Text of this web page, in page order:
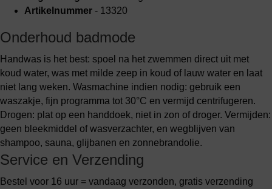
Artikelnummer - 13320
Onderhoud badmode
Handwas is het best: spoel na het zwemmen direct uit met
koud water, was met milde zeep in koud of lauw water en laat
niet lang weken. Wasmachine indien nodig: gebruik een
waszakje, fijn programma tot 30°C en vermijd centrifugeren.
Drogen: plat op een handdoek, niet in zon of droger. Vermijden:
geen bleekmiddel of wasverzachter, en wegblijven van
shampoo, sauna, glijbanen en zonnebrandolie.
Service en Verzending
Bestel voor 16 uur = vandaag verzonden, gratis verzending